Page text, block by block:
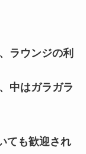
ラウンジの利
中はガラガラ
ても歓迎され